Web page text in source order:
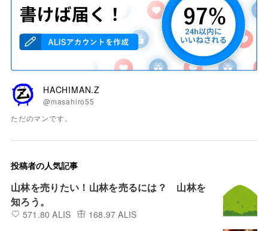
HACHIMAN.Z
@masahiro55
ただのマンです。
投稿者の人気記事
山林を売りたい！山林を売るには？ 山林を
知ろう。
571.80 ALIS 168.97 ALIS